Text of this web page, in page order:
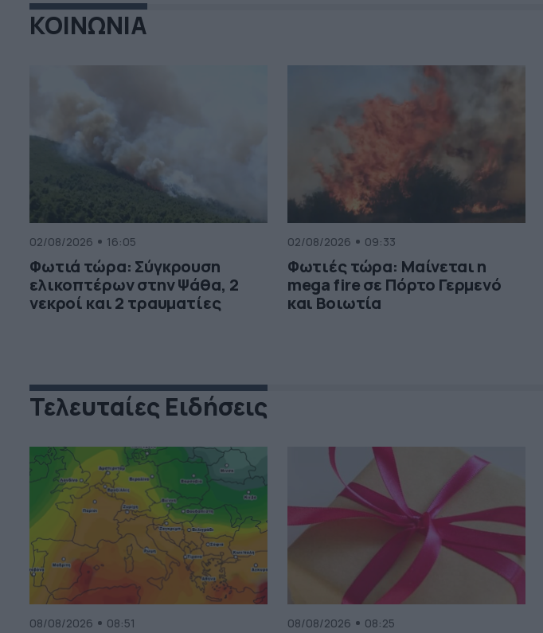
ΚΟΙΝΩΝΙΑ
02/08/2026 16:05
Φωτιά τώρα: Σύγκρουση
ελικοπτέρων στην Ψάθα, 2
νεκροί και 2 τραυματίες
02/08/2026 09:33
Φωτιές τώρα: Μαίνεται η
mega fire σε Πόρτο Γερμενό
και Βοιωτία
Τελευταίες Ειδήσεις
08/08/2026 08:51 08/08/2026 08:25